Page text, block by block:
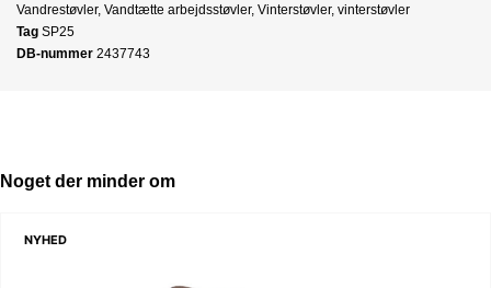
Vandrestøvler, Vandtætte arbejdsstøvler, Vinterstøvler, vinterstøvler
Tag SP25
DB-nummer 2437743
Noget der minder om
NYHED